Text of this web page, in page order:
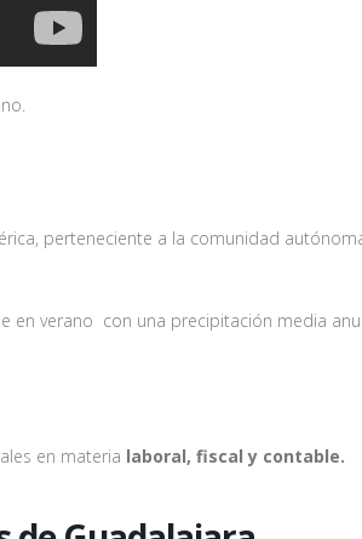
perteneciente a la comunidad
en verano con una precipitación media
en materia laboral, fiscal y contable.